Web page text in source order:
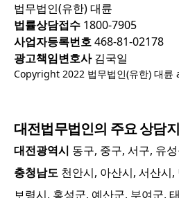
법무법인(유한) 대륜
법률상담접수 1800-7905
사업자등록번호468-81-02178
광고책임변호사김국일
Copyright 2022 법무법인(유한) 대
대전법무법인의 주요 상담
대전광역시 동구, 중구, 서구, 유
충청남도 천안시, 아산시, 서산시
보령시, 홍성군, 예산군, 부여군,